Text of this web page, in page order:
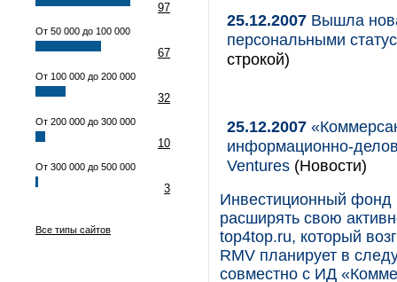
97
От 50 000 до 100 000
67
От 100 000 до 200 000
32
От 200 000 до 300 000
10
От 300 000 до 500 000
3
Все типы сайтов
25.12.2007 Вышла
персональными
строкой)
25.12.2007
информационно-
Ventures (Новости)
Инвестиционный фонд
расширять свою
top4top.ru, который
RMV планирует в
совместно с ИД